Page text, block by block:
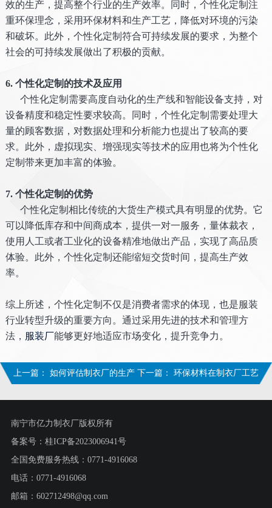
效的生产，提高整个行业的生产效率。同时，个性化定制注
重环保理念，采用环保材料和生产工艺，降低对环境的污染
和破坏。此外，个性化定制符合可持续发展的要求，为整个
社会的可持续发展做出了积极的贡献。
6. 个性化定制的技术及应用
个性化定制需要高度自动化的生产线和智能设备支持，对
设备精度和稳定性要求较高。同时，个性化定制需要处理大
量的顾客数据，对数据处理和分析能力也提出了较高的要
求。此外，虚拟现实、增强现实等技术的应用也将为个性化
定制带来更加丰富的体验。
7. 个性化定制的优势
个性化定制相比传统的大货生产模式具有明显的优势。它
可以降低库存和中间商成本，提供一对一服务，量体裁衣，
使用人工或者工业化的设备精准地做出产品，实现了高品质
体验。此外，个性化定制还能缩短交货时间，提高生产效
率。
综上所述，个性化定制不仅是消费者需求的体现，也是服装
行业转型升级的重要方向。通过采用先进的技术和管理方
法， 服装厂能够更好地适应市场变化，提升竞争力。
上一篇：如何评估制衣厂的生产 下一篇： 环保材料在制衣厂工艺
南宁市亿力制衣厂版权所有
备案号： 桂ICP备2023006941号
全国免费服务热线：0771-4916068
电话：0771-4916068
邮箱：602712498@qq.com